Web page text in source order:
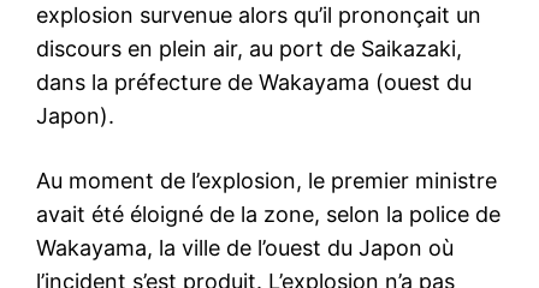
explosion survenue alors qu’il prononçait un
discours en plein air, au port de Saikazaki,
dans la préfecture de Wakayama (ouest du
Japon).
Au moment de l’explosion, le premier ministre
avait été éloigné de la zone, selon la police de
Wakayama, la ville de l’ouest du Japon où
l’incident s’est produit. L’explosion n’a pas